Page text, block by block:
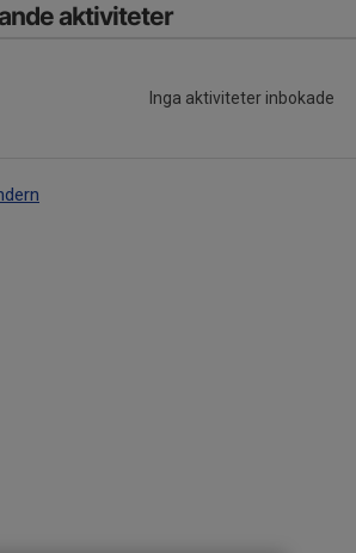
aktiviteter
Inga aktiviteter inbokade